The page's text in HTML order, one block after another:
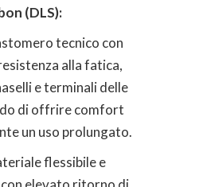
(DLS):
tecnico con
alla fatica,
e terminali delle
di offrire comfort
un uso prolungato.
flessibile e